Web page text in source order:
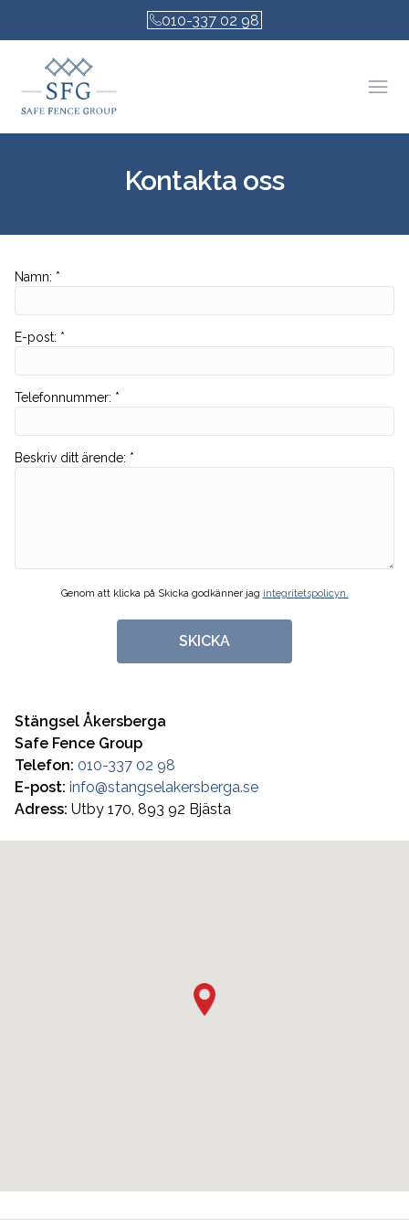
010-337 02 98
Kontakta oss
Stängsel Åkersberga
Safe Fence Group
Telefon: 010-337 02 98
E-post: info@stangselakersberga.se
Adress: Utby 170, 893 92 Bjästa
Namn: *
E-post: *
Telefonnummer: *
Beskriv ditt ärende: *
Genom att klicka på Skicka godkänner jag integritetspolicyn.
SKICKA